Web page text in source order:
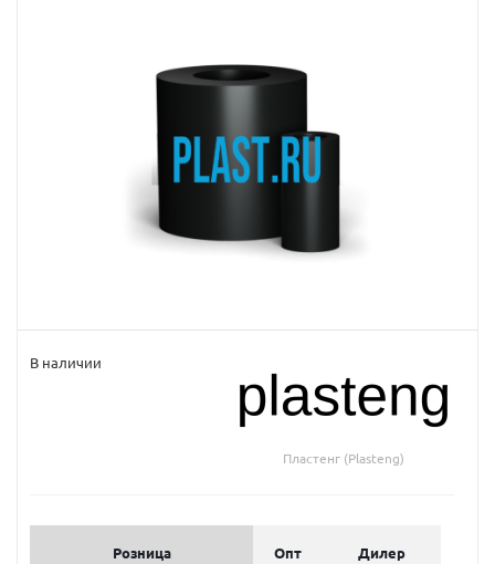
В наличии
Пластенг (Plasteng)
Розница Опт Дилер